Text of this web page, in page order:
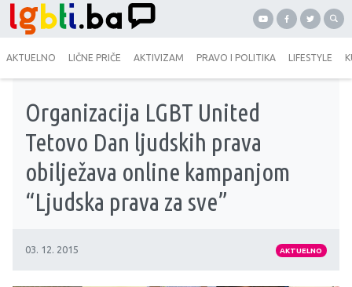
AKTUELNO LIČNE PRIČE AKTIVIZAM PRAVO I POLITIKA LIFESTYLE
Organizacija LGBT United
Tetovo Dan ljudskih prava
obilježava online kampanjom
“Ljudska prava za sve”
03. 12. 2015 AKTUELNO